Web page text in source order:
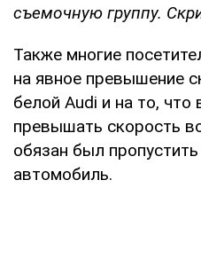
съемочную группу.
Также многие
на явное превышение
белой Audi и на то,
превышать скорость
обязан был
автомобиль.